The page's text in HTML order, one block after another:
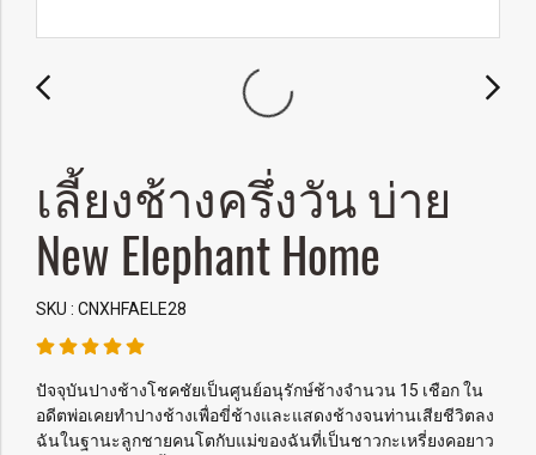
เลี้ยงช้างครึ่งวัน บ่าย
New Elephant Home
SKU : CNXHFAELE28
ปัจจุบันปางช้างโชคชัยเป็นศูนย์อนุรักษ์ช้างจำนวน 15 เชือก ใน
อดีตพ่อเคยทำปางช้างเพื่อขี่ช้างและแสดงช้างจนท่านเสียชีวิตลง
ฉันในฐานะลูกชายคนโตกับแม่ของฉันที่เป็นชาวกะเหรี่ยงคอยาว